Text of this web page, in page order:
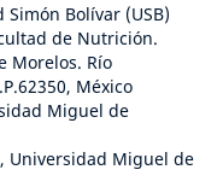
Simón Bolívar (USB)
de Nutrición.
Morelos. Río
México
Miguel de
, Universidad Miguel de